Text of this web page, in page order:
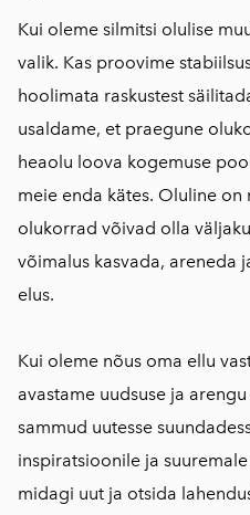
Kui oleme silmitsi olulise
valik. Kas proovime
hoolimata raskustest
usaldame, et praegune
heaolu loova kogemuse
meie enda kätes. Oluline
olukorrad võivad olla
võimalus kasvada, areneda
elus.
Kui oleme nõus oma ellu
avastame uudsuse ja
sammud uutesse
inspiratsioonile ja
midagi uut ja otsida